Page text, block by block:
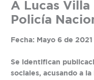
A Lucas Villa
Policía
Fecha: Mayo 6 de 2021
Se identifican
sociales, acusando a